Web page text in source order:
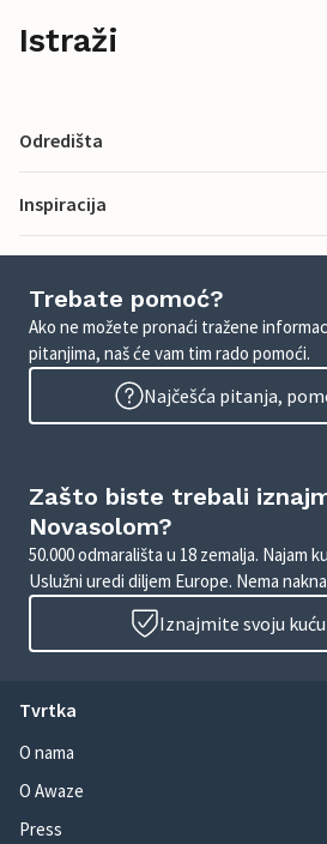
Istraži
Odredišta
Inspiracija
Trebate pomoć?
Ako ne možete pronaći tražene
pitanjima, naš će vam tim rado pomoći.
Najčešća pitanja,
Zašto biste trebali
Novasolom?
50.000 odmarališta u 18 zemalja. Najam
Uslužni uredi diljem Europe. Nema
Iznajmite svoju
Tvrtka
O nama
O Awaze
Press